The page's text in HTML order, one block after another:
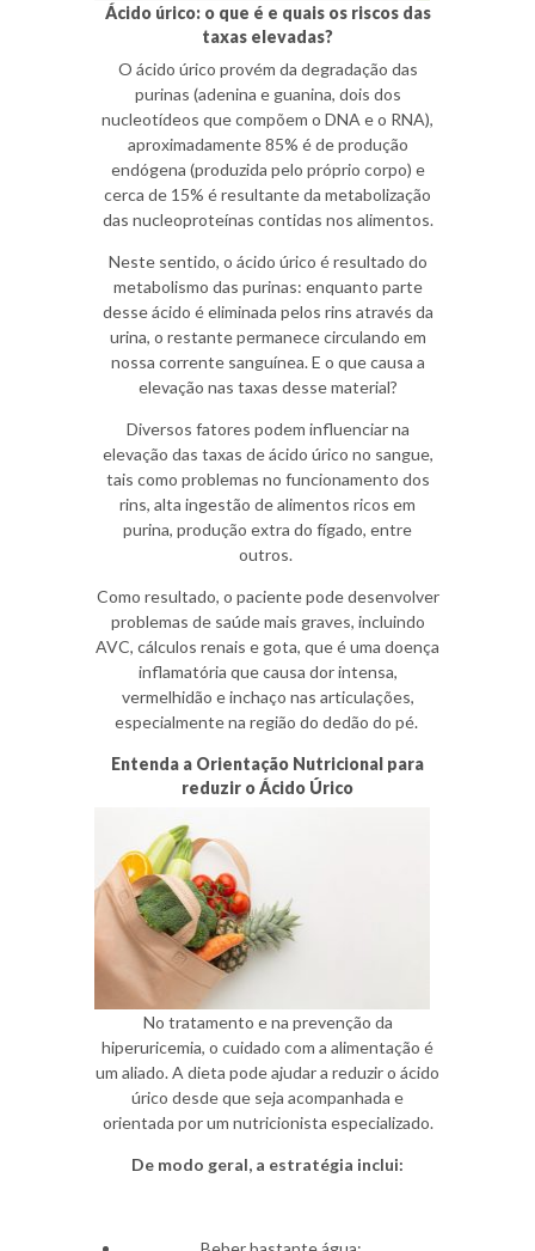
Ácido úrico: o que é e quais os riscos das
taxas elevadas?
O ácido úrico provém da degradação das
purinas (adenina e guanina, dois dos
nucleotídeos que compõem o DNA e o RNA),
aproximadamente 85% é de produção
endógena (produzida pelo próprio corpo) e
cerca de 15% é resultante da metabolização
das nucleoproteínas contidas nos alimentos.
Neste sentido, o ácido úrico é resultado do
metabolismo das purinas: enquanto parte
desse ácido é eliminada pelos rins através da
urina, o restante permanece circulando em
nossa corrente sanguínea. E o que causa a
elevação nas taxas desse material?
Diversos fatores podem influenciar na
elevação das taxas de ácido úrico no sangue,
tais como problemas no funcionamento dos
rins, alta ingestão de alimentos ricos em
purina, produção extra do fígado, entre
outros.
Como resultado, o paciente pode desenvolver
problemas de saúde mais graves, incluindo
AVC, cálculos renais e gota, que é uma doença
inflamatória que causa dor intensa,
vermelhidão e inchaço nas articulações,
especialmente na região do dedão do pé.
Entenda a Orientação Nutricional para
reduzir o Ácido Úrico
No tratamento e na prevenção da
hiperuricemia, o cuidado com a alimentação é
um aliado. A dieta pode ajudar a reduzir o ácido
úrico desde que seja acompanhada e
orientada por um nutricionista especializado.
De modo geral, a estratégia inclui: